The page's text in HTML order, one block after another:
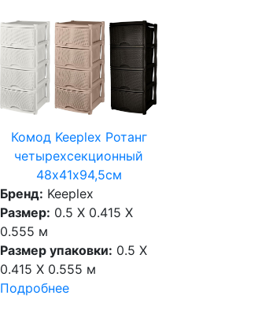
Комод Keeplex Ротанг
четырехсекционный
48х41х94,5см
Бренд: Keeplex
Размер: 0.5 X 0.415 X
0.555 м
Размер упаковки: 0.5 X
0.415 X 0.555 м
Подробнее